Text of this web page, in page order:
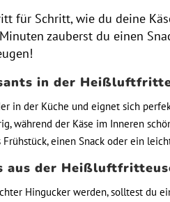
für Schritt, wie du deine
zauberst du einen
in der
in der Küche und eignet sich
während der Käse im Inneren
einen Snack oder ein
aus der
Hingucker werden, solltest du